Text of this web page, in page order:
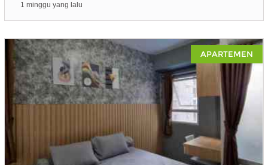
1 minggu yang lalu
APARTEMEN